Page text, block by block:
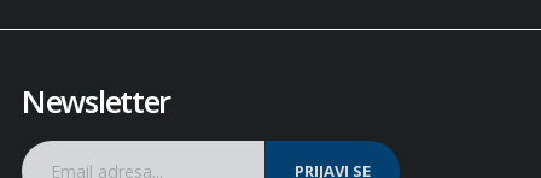
Newsletter
PRIJAVI SE